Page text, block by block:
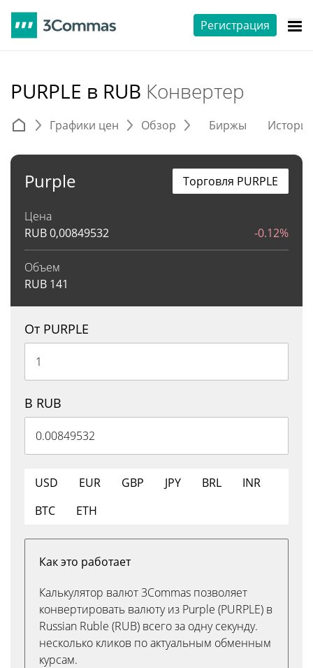
Регистрация
PURPLE в RUB Конвертер
Графики цен Обзор Биржы
Purple
Цена
RUB0,00849532 -0.12%
Объем
RUB 141
Торговля PURPLE
От PURPLE
В RUB
USD EUR GBP JPY BRL
INR
BTC
ETH
Как это работает
Калькулятор валют 3Commas позволяет
конвертировать валюту из Purple (PURPLE) в
Russian Ruble (RUB) всего за одну секунду.
несколько кликов по актуальным обменным
курсам.